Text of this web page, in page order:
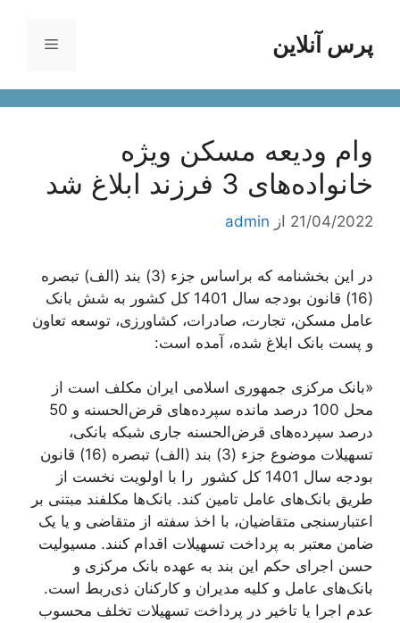
محتواپرس آنلاین فهرست
وام ودیعه مسکن ویژه
خانواده‌های 3 فرزند ابلاغ شد
21/04/2022 از admin
در این بخشنامه که براساس جزء (3) بند (الف) تبصره
(16) قانون بودجه سال 1401 کل کشور به شش بانک
عامل مسکن، تجارت، صادرات، کشاورزی، توسعه تعاون
و پست بانک ابلاغ شده، آمده است:
«بانک مرکزی جمهوری اسلامی ایران مکلف است از
محل 100 درصد مانده سپرده‌های قرض‌الحسنه و 50
درصد سپرده‌های قرض‌الحسنه جاری شبکه بانکی،
تسهیلات موضوع جزء (3) بند (الف) تبصره (16) قانون
بودجه سال 1401 کل کشور را با اولویت نخست از
طریق بانک‌های عامل تامین کند. بانک‌ها مکلفند مبتنی بر
اعتبارسنجی متقاضیان، با اخذ سفته از متقاضی و یا یک
ضامن معتبر به پرداخت تسهیلات اقدام کنند. مسيولیت
حسن اجرای حکم این بند به عهده بانک مرکزی و
بانک‌های عامل و کلیه مدیران و کارکنان ذی‌ربط است.
عدم اجرا یا تاخیر در پرداخت تسهیلات تخلف محسوب